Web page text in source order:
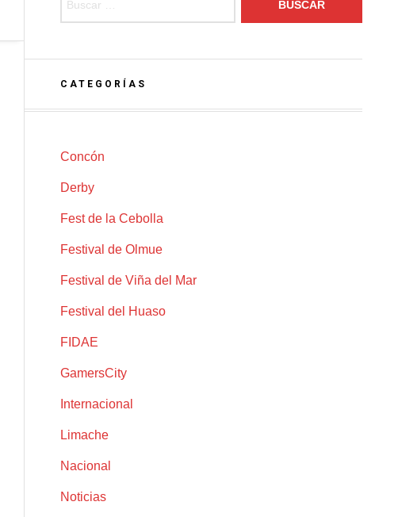
CATEGORÍAS
Concón
Derby
Fest de la Cebolla
Festival de Olmue
Festival de Viña del Mar
Festival del Huaso
FIDAE
GamersCity
Internacional
Limache
Nacional
Noticias